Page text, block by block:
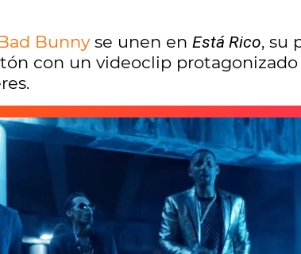
Bunnyse unen en Está Rico, su
con un videoclip